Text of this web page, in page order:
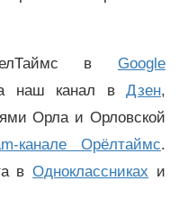
в Google
наш канал вДзен,
Орла и Орловской
канале Орёлтаймс.
вОдноклассниках и